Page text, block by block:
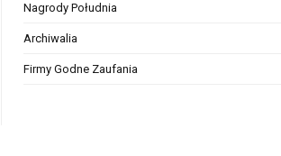
Nagrody Południa
Archiwalia
Firmy Godne Zaufania